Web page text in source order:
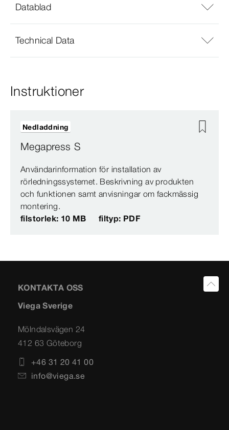
Datablad
Technical Data
Instruktioner
Megapress S
Användarinformation för installation av
rörledningssystemet. Beskrivning av produkten
och funktionen samt anvisningar om fackmässig
montering.
filstorlek: 10 MB
filtyp: PDF
Nedladdning
KONTAKTA OSS
Viega Sverige
Mölndalsvägen 24
412 63 Göteborg
+46 31 20 41 00
info@viega.se